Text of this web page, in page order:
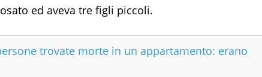
ed aveva tre figli piccoli.
trovate morte in un appartamento: erano